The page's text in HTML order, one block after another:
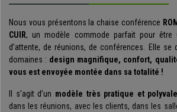
Nous vous présentons la chaise conférence
CUIR, un modèle commode parfait pour être
d’attente, de réunions, de conférences. Elle
domaines : design magnifique, confort,
vous est envoyée montée dans sa totalité !
Il s’agit d’un modèle très pratique et
dans les réunions, avec les clients, dans les